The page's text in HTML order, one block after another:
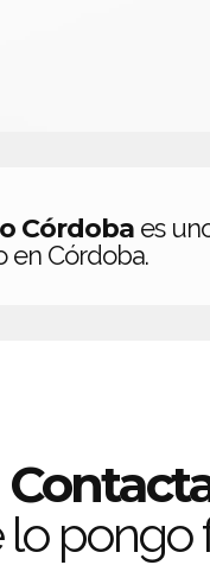
Córdoba es
en Córdoba.
lo pongo